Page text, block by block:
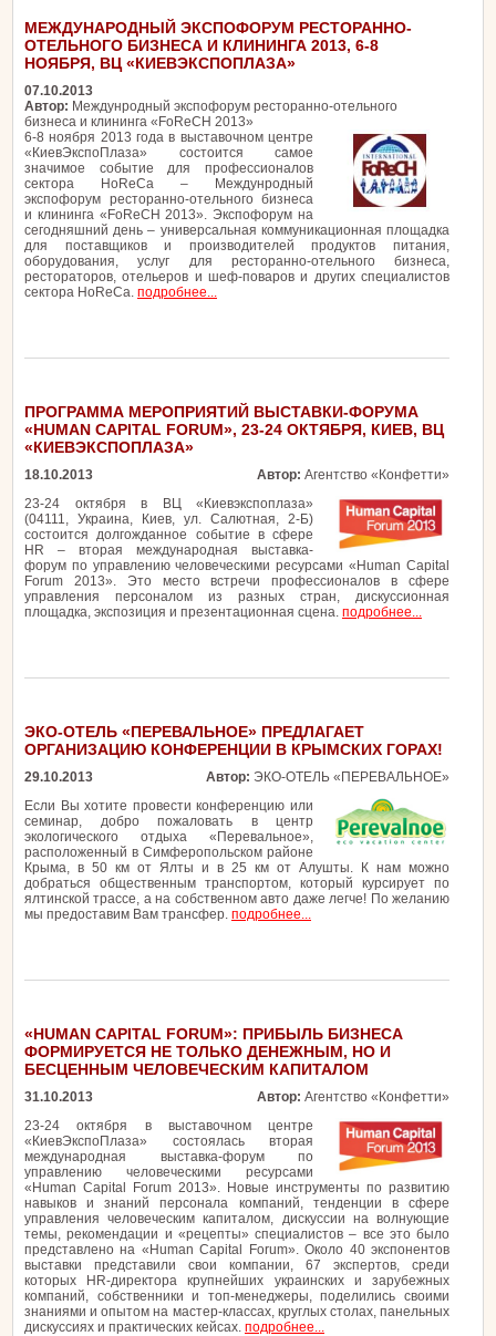
МЕЖДУНАРОДНЫЙ ЭКСПОФОРУМ РЕСТОРАННО-
ОТЕЛЬНОГО БИЗНЕСА И КЛИНИНГА 2013, 6-8
НОЯБРЯ, ВЦ «КИЕВЭКСПОПЛАЗА»
07.10.2013
Автор: Междунродный экспофорум ресторанно-отельного
бизнеса и клининга «FoReCH 2013»
6-8 ноября 2013 года в выставочном центре
«КиевЭкспоПлаза» состоится самое
значимое событие для профессионалов
сектора HoReCa – Междунродный
экспофорум ресторанно-отельного бизнеса
и клининга «FoReCH 2013». Экспофорум на
сегодняшний день – универсальная коммуникационная площадка
для поставщиков и производителей продуктов питания,
оборудования, услуг для ресторанно-отельного бизнеса,
рестораторов, отельеров и шеф-поваров и других специалистов
сектора HoReCa. подробнее...
ПРОГРАММА МЕРОПРИЯТИЙ ВЫСТАВКИ-ФОРУМА
«HUMAN CAPITAL FORUM», 23-24 ОКТЯБРЯ, КИЕВ, ВЦ
«КИЕВЭКСПОПЛАЗА»
18.10.2013 Автор: Агентство «Конфетти»
23-24 октября в ВЦ «Киевэкспоплаза»
(04111, Украина, Киев, ул. Салютная, 2-Б)
состоится долгожданное событие в сфере
HR – вторая международная выставка-
форум по управлению человеческими ресурсами «Human Capital
Forum 2013». Это место встречи профессионалов в сфере
управления персоналом из разных стран, дискуссионная
площадка, экспозиция и презентационная сцена. подробнее...
ЭКО-ОТЕЛЬ «ПЕРЕВАЛЬНОЕ» ПРЕДЛАГАЕТ
ОРГАНИЗАЦИЮ КОНФЕРЕНЦИИ В КРЫМСКИХ ГОРАХ!
29.10.2013 Автор: ЭКО-ОТЕЛЬ «ПЕРЕВАЛЬНОЕ»
Если Вы хотите провести конференцию или
семинар, добро пожаловать в центр
экологического отдыха «Перевальное»,
расположенный в Симферопольском районе
Крыма, в 50 км от Ялты и в 25 км от Алушты. К нам можно
добраться общественным транспортом, который курсирует по
ялтинской трассе, а на собственном авто даже легче! По желанию
мы предоставим Вам трансфер. подробнее...
«HUMAN CAPITAL FORUM»: ПРИБЫЛЬ БИЗНЕСА
ФОРМИРУЕТСЯ НЕ ТОЛЬКО ДЕНЕЖНЫМ, НО И
БЕСЦЕННЫМ ЧЕЛОВЕЧЕСКИМ КАПИТАЛОМ
31.10.2013 Автор: Агентство «Конфетти»
23-24 октября в выставочном центре
«КиевЭкспоПлаза» состоялась вторая
международная выставка-форум по
управлению человеческими ресурсами
«Human Capital Forum 2013». Новые инструменты по развитию
навыков и знаний персонала компаний, тенденции в сфере
управления человеческим капиталом, дискуссии на волнующие
темы, рекомендации и «рецепты» специалистов – все это было
представлено на «Human Capital Forum». Около 40 экспонентов
выставки представили свои компании, 67 экспертов, среди
которых HR-директора крупнейших украинских и зарубежных
компаний, собственники и топ-менеджеры, поделились своими
знаниями и опытом на мастер-классах, круглых столах, панельных
дискуссиях и практических кейсах. подробнее...